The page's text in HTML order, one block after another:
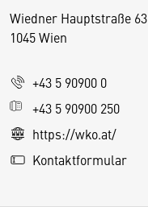
Wiedner Hauptstraße 63
1045 Wien
+43 5 90900 0
+43 5 90900 250
https://wko.at/
Kontaktformular
D
s
e
S
e